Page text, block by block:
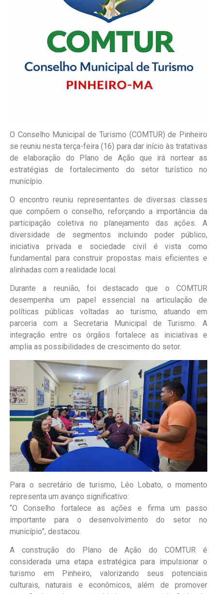
O Conselho Municipal de Turismo (COMTUR) de Pinheiro
se reuniu nesta terça-feira (16) para dar início às tratativas
de elaboração do Plano de Ação que irá nortear as
estratégias de fortalecimento do setor turístico no
município.
O encontro reuniu representantes de diversas classes
que compõem o conselho, reforçando a importância da
participação coletiva no planejamento das ações. A
diversidade de segmentos incluindo poder público,
iniciativa privada e sociedade civil é vista como
fundamental para construir propostas mais eficientes e
alinhadas com a realidade local.
Durante a reunião, foi destacado que o COMTUR
desempenha um papel essencial na articulação de
políticas públicas voltadas ao turismo, atuando em
parceria com a Secretaria Municipal de Turismo. A
integração entre os órgãos fortalece as iniciativas e
amplia as possibilidades de crescimento do setor.
Para o secretário de turismo, Léo Lobato, o momento
representa um avanço significativo:
“O Conselho fortalece as ações e firma um passo
importante para o desenvolvimento do setor no
município”, destacou.
A construção do Plano de Ação do COMTUR é
considerada uma etapa estratégica para impulsionar o
turismo em Pinheiro, valorizando seus potenciais
culturais, naturais e econômicos, além de promover